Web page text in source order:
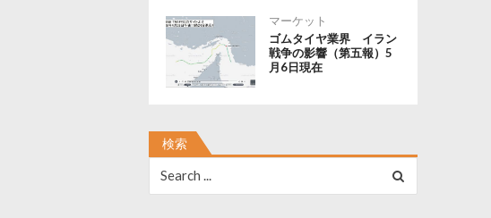
マーケット
ゴムタイヤ業界 イラン
戦争の影響（第五報）5
月6日現在
検索
for: